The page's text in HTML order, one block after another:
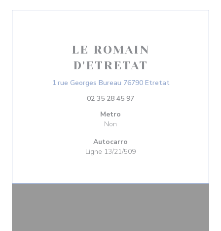
LE ROMAIN
D'ETRETAT
1 rue Georges Bureau 76790 Etretat((abre numa
02 35 28 45 97
Metro
Non
Autocarro
Ligne 13/21/509